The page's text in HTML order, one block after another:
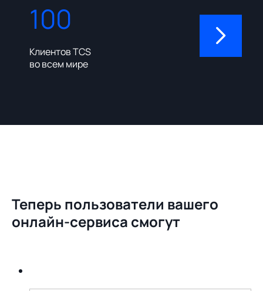
100
Клиентов TCS
во всем мире
310
Теперь пользователи вашего
онлайн-сервиса смогут